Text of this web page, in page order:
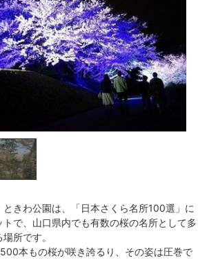
きわ公園は、「日本さくら名所100選」に
トで、山口県内でも有数の桜の名所として多
所です。
本もの桜が咲き誇るり、その姿は圧巻で